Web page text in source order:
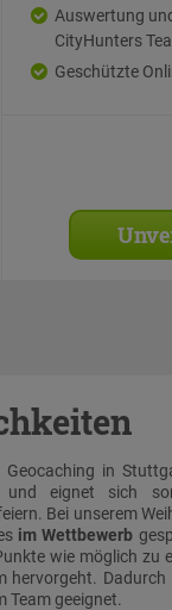
Auswertung
CityHunters
Geschützte
Geocaching in
und eignet sich
Bei unserem
im Wettbewerb
wie möglich
hervorgeht.
Team geeignet.